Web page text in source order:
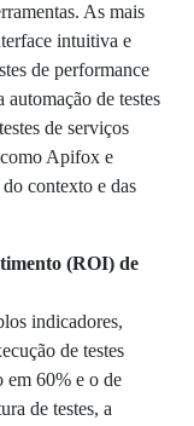
As mais
intuitiva e
de performance
de testes
de serviços
Apifox e
contexto e das
(ROI) de
indicadores,
de testes
em 60% e o de
de testes, a